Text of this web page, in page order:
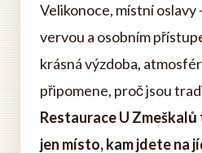
Velikonoce, místní oslavy
vervou a osobním
krásná výzdoba,
připomene, proč jsou
Restaurace U
jen místo, kam jdete na